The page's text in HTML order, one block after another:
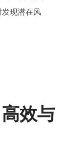
现潜在风
效与